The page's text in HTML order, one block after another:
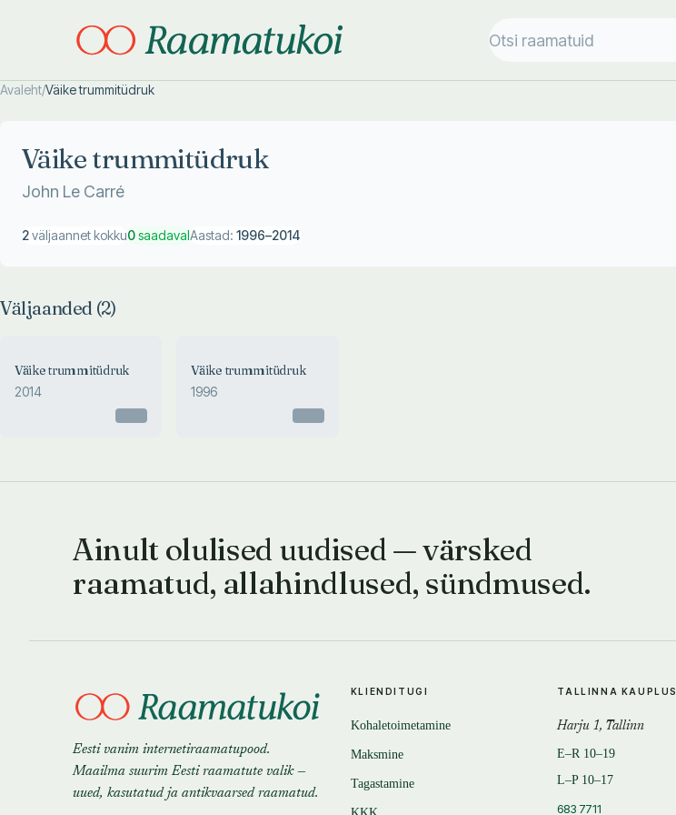
Avaleht/Väike trummitüdruk
Väike trummitüdruk
John Le Carré
2väljaannet kokku0saadavalAastad: 1996–2014
Väljaanded (2)
Väike trummitüdruk
2014
Väike trummitüdruk
1996
Ainult olulised uudised — värsked
raamatud, allahindlused, sündmused.
Eesti vanim internetiraamatupood.
Maailma suurim Eesti raamatute valik —
uued, kasutatud ja antikvaarsed raamatud.
KLIENDITUGI
Kohaletoimetamine
Maksmine
Tagastamine
TALLINNA KAUPLUS
Harju 1, Tallinn
E–R 10–19
L–P 10–17
683 7711